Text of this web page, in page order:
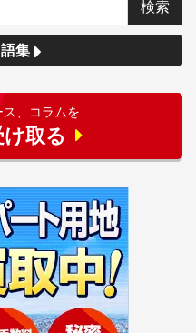
集
、コラムを
取る